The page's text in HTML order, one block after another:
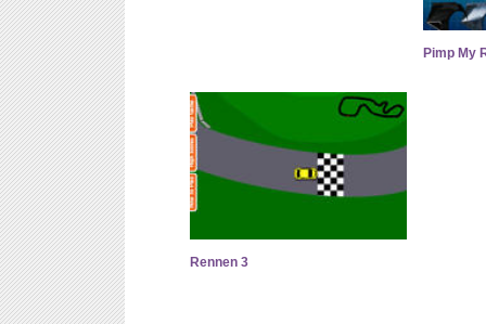
Pimp My
Rennen 3